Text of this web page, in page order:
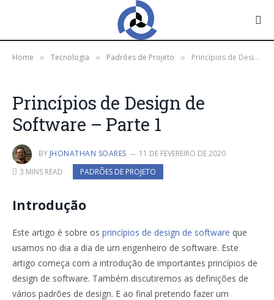
Home » Tecnologia » Padrões de Projeto » Princípios de Design de Software – Parte 1
Princípios de Design de
Software – Parte 1
BY JHONATHAN SOARES
11 DE FEVEREIRO DE 2020
3 MINS READ
PADRÕES DE PROJETO
Introdução
Este artigo é sobre os princípios de design de software que
usamos no dia a dia de um engenheiro de software. Este
artigo começa com a introdução de importantes princípios de
design de software. Também discutiremos as definições de
vários padrões de design. E ao final pretendo fazer um